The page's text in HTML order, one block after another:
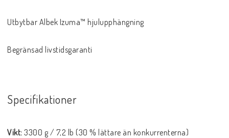
Utbytbar Albek Izuma™ hjulupphängning
Begränsad livstidsgaranti
Specifikationer
Vikt: 3300 g / 7,2 lb (30 % lättare än konkurrenterna)